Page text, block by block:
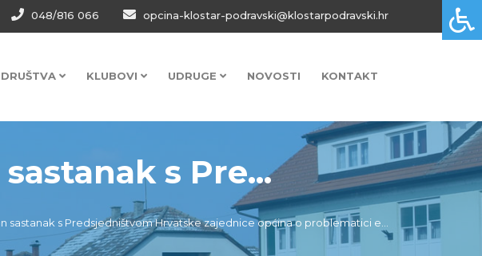
048/816 066 opcina-klostar-podravski@klostarpodravski.hr
DRUŠTVA KLUBOVI UDRUGE NOVOSTI KONTAKT
s Pre...
sastanak s Predsjedništvom Hrvatske zajednice općina o problematici e...